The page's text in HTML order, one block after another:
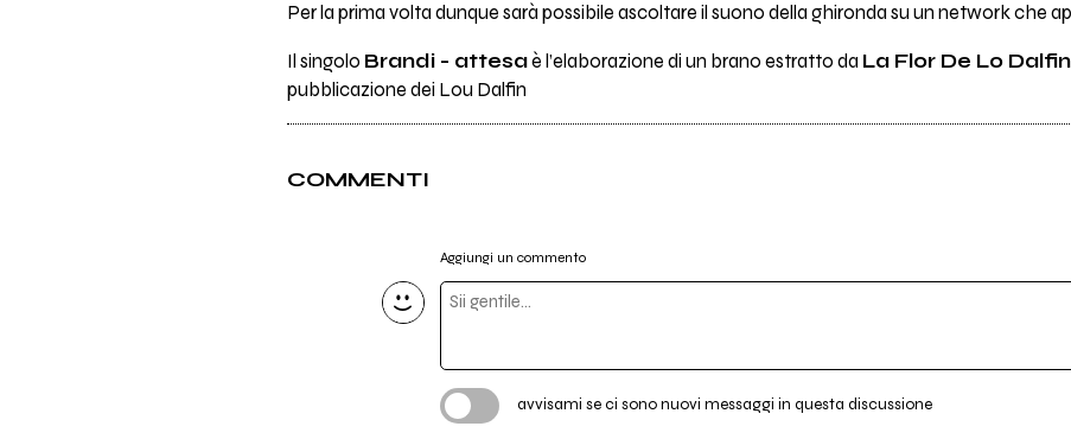
Per la prima volta dunque sarà possibile ascoltare il suono della ghironda su un network che
Il singolo Brandi - attesaè l’elaborazione di un brano estratto da La Flor De Lo Dalfin
pubblicazione dei Lou Dalfin
COMMENTI
Aggiungi un commento
avvisami se ci sono nuovi messaggi in questa discussione